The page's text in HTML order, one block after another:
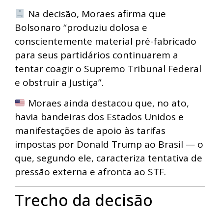
Na decisão, Moraes afirma que
Bolsonaro “produziu dolosa e
conscientemente material pré-fabricado
para seus partidários continuarem a
tentar coagir o Supremo Tribunal Federal
e obstruir a Justiça”.
Moraes ainda destacou que, no ato,
havia bandeiras dos Estados Unidos e
manifestações de apoio às tarifas
impostas por Donald Trump ao Brasil — o
que, segundo ele, caracteriza tentativa de
pressão externa e afronta ao STF.
Trecho da decisão